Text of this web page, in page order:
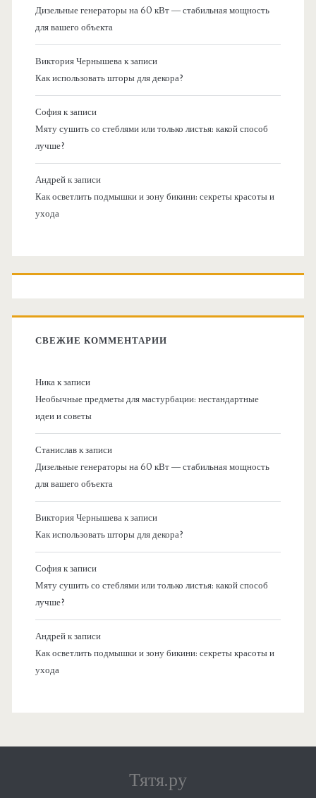
Дизельные генераторы на 60 кВт — стабильная мощность
для вашего объекта
Виктория Чернышевак записи
Как использовать шторы для декора?
Софияк записи
Мяту сушить со стеблями или только листья: какой способ
лучше?
Андрейк записи
Как осветлить подмышки и зону бикини: секреты красоты и
ухода
СВЕЖИЕ КОММЕНТАРИИ
Никак записи
Необычные предметы для мастурбации: нестандартные
идеи и советы
Станиславк записи
Дизельные генераторы на 60 кВт — стабильная мощность
для вашего объекта
Виктория Чернышевак записи
Как использовать шторы для декора?
Софияк записи
Мяту сушить со стеблями или только листья: какой способ
лучше?
Андрейк записи
Как осветлить подмышки и зону бикини: секреты красоты и
ухода
Тятя.ру